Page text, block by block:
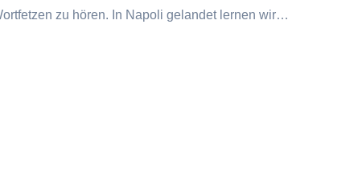
zu hören. In Napoli gelandet lernen wir…